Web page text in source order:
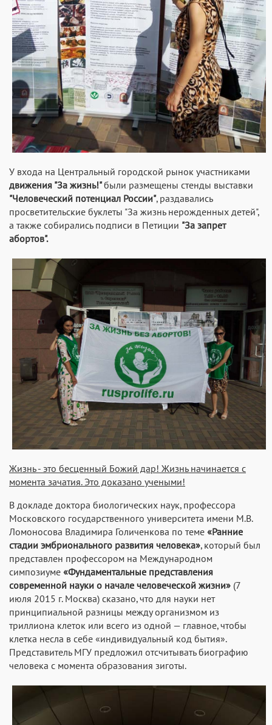
У входа на Центральный городской рынок участниками
движения "За жизнь!"были размещены стенды выставки
"Человеческий потенциал России", раздавались
просветительские буклеты "За жизнь нерожденных детей",
а также собирались подписи в Петиции "За запрет
абортов".
Жизнь - это бесценный Божий дар! Жизнь начинается с
момента зачатия. Это доказано учеными!
В докладе доктора биологических наук, профессора
Московского государственного университета имени М.В.
Ломоносова Владимира Голиченкова по теме «Ранние
стадии эмбрионального развития человека», который был
представлен профессором на Международном
симпозиуме «Фундаментальные представления
современной науки о начале человеческой жизни» (7
июля 2015 г. Москва) сказано, что для науки нет
принципиальной разницы между организмом из
триллиона клеток или всего из одной — главное, чтобы
клетка несла в себе «индивидуальный код бытия».
Представитель МГУ предложил отсчитывать биографию
человека с момента образования зиготы.